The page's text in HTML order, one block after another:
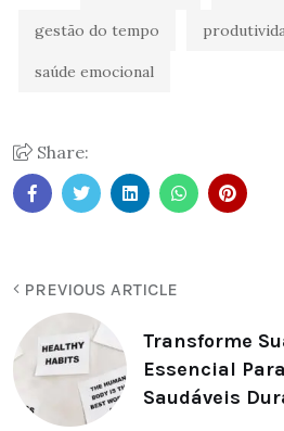
gestão do tempo
saúde emocional
Share:
PREVIOUS ARTICLE
Transforme
Essencial
Saudáveis